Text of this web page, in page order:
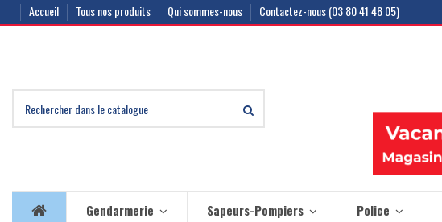
Accueil Tous nos produits Qui sommes-nous Contactez-nous (03 80 41 48 05)
Gendarmerie Sapeurs-Pompiers Police